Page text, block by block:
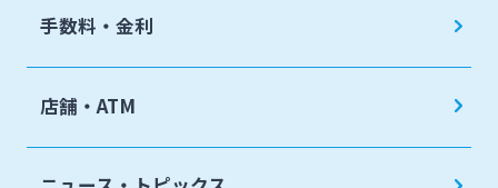
手数料・金利
店舗・ATM